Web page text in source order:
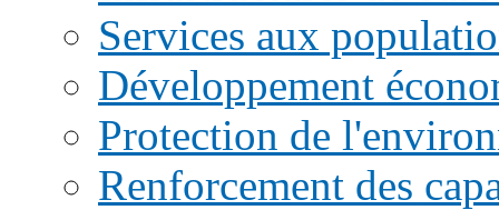
Services aux
Développement
Protection de
Renforcement des